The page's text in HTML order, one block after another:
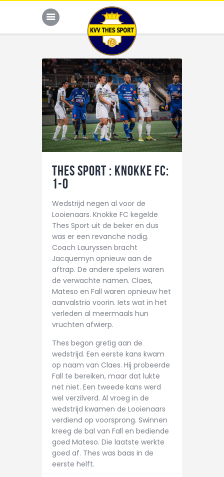
JONG THES
G-VOETBAL
JEUGD
HOME
KALENDER
TEAM
NIEUWS
DE CLUB
CONTACT
THES Sport : Knokke FC:
1-0
Wedstrijd negen al voor de
Looienaars. Knokke FC kegelde
Thes Sport uit de beker en dus
was er een revanche nodig.
Coach Lauryssen bracht
Jacquemyn opnieuw aan de
aftrap. De andere spelers waren
de verwachte namen. Claes,
Mateso en Fall waren opnieuw het
aanvalstrio voorin. Iets wat in het
verleden al meermaals hun
vruchten afwierp.
Thes begon gretig aan de
wedstrijd. Een eerste kans kwam
op naam van Claes. Hij probeerde
Fall te bereiken, maar dat lukte
net niet. Een tweede kans werd
wel verzilverd. Al vroeg in de
wedstrijd kwamen de Looienaars
verdiend op voorsprong. Swinnen
kreeg de bal van Fall en bediende
goed Mateso. Die laatste werkte
goed af. Thes was baas in de
eerste helft.